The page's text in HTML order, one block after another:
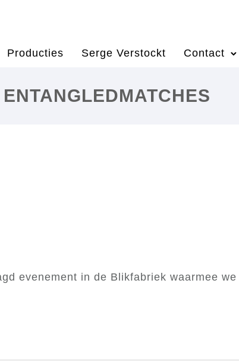
Producties Serge Verstockt Contact
evenement in de Blikfabriek waarmee we